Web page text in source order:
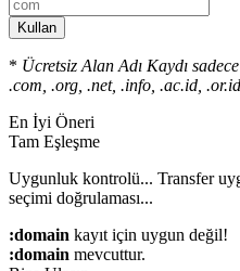
Kullan
* Ücretsiz Alan Adı Kaydı
.com, .org, .net, .info, .ac.id,
En İyi Öneri
Tam Eşleşme
Uygunluk kontrolü... Transfer
seçimi doğrulaması...
:domain kayıt için uygun değil!
:domain mevcuttur.